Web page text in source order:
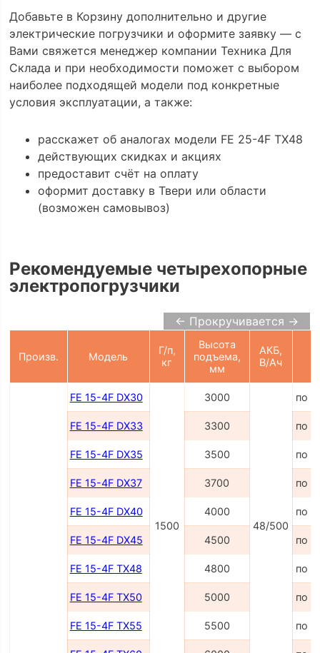
Добавьте в Корзину дополнительно и другие
электрические погрузчики и оформите заявку — с
Вами свяжется менеджер компании Техника Для
Склада и при необходимости поможет с выбором
наиболее подходящей модели под конкретные
условия эксплуатации, а также:
расскажет об аналогах модели FE 25-4F TX48
действующих скидках и акциях
предоставит счёт на оплату
оформит доставку в Твери или области
(возможен самовывоз)
Рекомендуемые четырехопорные
электропогрузчики
← Прокручивается →
Произв. Модель
Г/п,
кг
Высота
подъема,
мм
АКБ,
В/Ач
FE 15-4F DX30
1500
3000
48/500
по
FE 15-4F DX33 3300 по
FE 15-4F DX35 3500 по
FE 15-4F DX37 3700 по
FE 15-4F DX40 4000 по
FE 15-4F DX45 4500 по
FE 15-4F TX48 4800 по
FE 15-4F TX50 5000 по
FE 15-4F TX55 5500 по